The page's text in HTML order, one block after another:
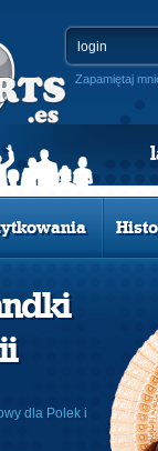
Zapamiętaj
dla Polek i